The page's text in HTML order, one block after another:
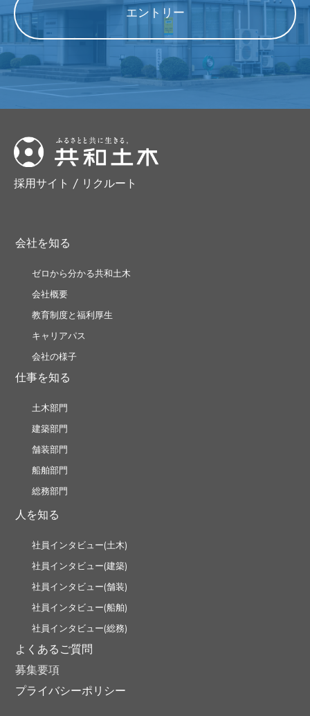
エントリー
採用サイト / リクルート
会社を知る
ゼロから分かる共和土木
会社概要
教育制度と福利厚生
キャリアパス
会社の様子
仕事を知る
土木部門
建築部門
舗装部門
船舶部門
総務部門
人を知る
社員インタビュー(土木)
社員インタビュー(建築)
社員インタビュー(舗装)
社員インタビュー(船舶)
社員インタビュー(総務)
よくあるご質問
募集要項
プライバシーポリシー